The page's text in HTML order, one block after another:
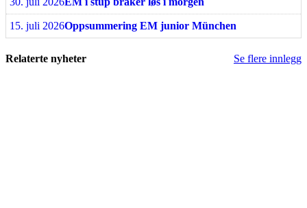
15. juli 2026Oppsummering EM junior München
Relaterte nyheter Se flere innlegg